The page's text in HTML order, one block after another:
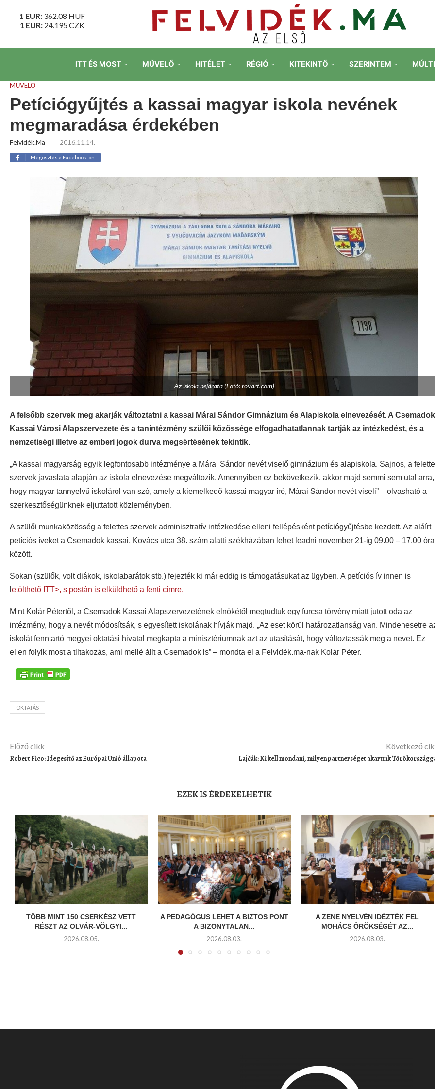
1 EUR: 362.08 HUF
1 EUR: 24.195 CZK
ITT ÉS MOST MŰVELŐ HITÉLET RÉGIÓ KITEKINTŐ SZERINTEM
MŰVELŐ
Petíciógyűjtés a kassai magyar iskola nevének
megmaradása érdekében
Felvidék.ma 2016.11.14.
Megosztás a Facebook-on
Az iskola bejárata (Fotó: rovart.com)
A felsőbb szervek meg akarják változtatni a kassai Márai Sándor Gimnázium és Alapiskola elnevezését. A Csemadok
Kassai Városi Alapszervezete és a tanintézmény szülői közössége elfogadhatatlannak tartják az intézkedést, és a
nemzetiségi illetve az emberi jogok durva megsértésének tekintik.
„A kassai magyarság egyik legfontosabb intézménye a Márai Sándor nevét viselő gimnázium és alapiskola. Sajnos, a
szervek javaslata alapján az iskola elnevezése megváltozik. Amennyiben ez bekövetkezik, akkor majd semmi sem utal arra,
hogy magyar tannyelvű iskoláról van szó, amely a kiemelkedő kassai magyar író, Márai Sándor nevét viseli” – olvasható a
szerkesztőségünknek eljuttatott közleményben.
A szülői munkaközösség a felettes szervek adminisztratív intézkedése elleni fellépésként petíciógyűjtésbe kezdett. Az aláírt
petíciós íveket a Csemadok kassai, Kovács utca 38. szám alatti székházában lehet leadni november 21-ig 09.00 – 17.00 óra
között.
Sokan (szülők, volt diákok, iskolabarátok stb.) fejezték ki már eddig is támogatásukat az ügyben. A petíciós ív innen is
etölthető ITT>, s postán is elküldhető a fenti címre.
Mint Kolár Pétertől, a Csemadok Kassai Alapszervezetének elnökétől megtudtuk egy furcsa törvény miatt jutott oda az
intézmény, hogy a nevét módosítsák, s egyesített iskolának hívják majd. „Az eset körül határozatlanság van. Mindenesetre
iskolát fenntartó megyei oktatási hivatal megkapta a minisztériumnak azt az utasítását, hogy változtassák meg a nevet. Ez
ellen folyik most a tiltakozás, ami mellé állt a Csemadok is” – mondta el a Felvidék.ma-nak Kolár Péter.
OKTATÁS
Előző cikk
Robert Fico: Idegesítő az Európai Unió állapota
Következő
Lajčák: Ki kell mondani, milyen partnerséget akarunk
EZEK IS ÉRDEKELHETIK
TÖBB MINT 150 CSERKÉSZ VETT
RÉSZT AZ OLVÁR-VÖLGYI...
2026.08.05.
A PEDAGÓGUS LEHET A BIZTOS PONT
A BIZONYTALAN...
2026.08.03.
A ZENE NYELVÉN IDÉZTÉK FEL
MOHÁCS ÖRÖKSÉGÉT AZ...
2026.08.03.